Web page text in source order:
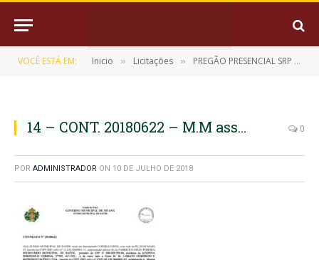
VOCÊ ESTÁ EM: Inicio » Licitações » PREGÃO PRESENCIAL SRP Nº 9/2018-005
14 – CONT. 20180622 – M.M ass… 0
POR ADMINISTRADOR ON 10 DE JULHO DE 2018